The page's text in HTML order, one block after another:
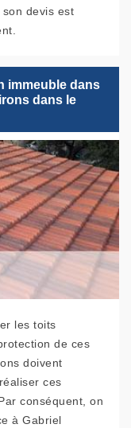
devis est
immeuble dans
dans le
les toits
de ces
doivent
ces
conséquent, on
à Gabriel